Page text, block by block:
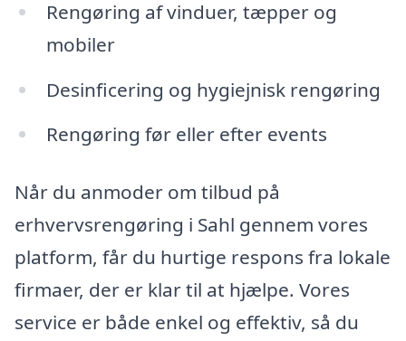
Rengøring af vinduer, tæpper og
mobiler
Desinficering og hygiejnisk rengøring
Rengøring før eller efter events
Når du anmoder om tilbud på
erhvervsrengøring i Sahl gennem vores
platform, får du hurtige respons fra lokale
firmaer, der er klar til at hjælpe. Vores
service er både enkel og effektiv, så du